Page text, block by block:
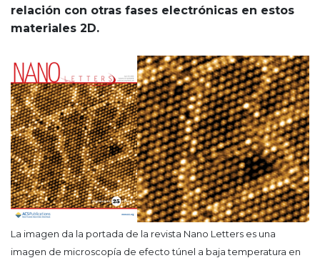
relación con otras fases electrónicas en estos
materiales 2D.
La imagen da la portada de la revista Nano Letters es una
imagen de microscopía de efecto túnel a baja temperatura en